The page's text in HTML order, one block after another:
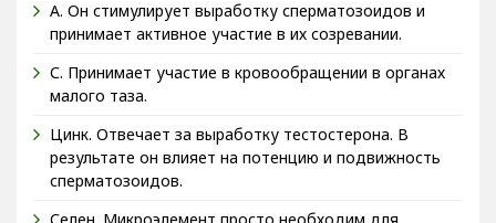
А. Он стимулирует выработку сперматозоидов и
принимает активное участие в их созревании.
С. Принимает участие в кровообращении в органах
Цинк. Отвечает за выработку тестостерона. В
результате он влияет на потенцию и подвижность
сперматозоидов.